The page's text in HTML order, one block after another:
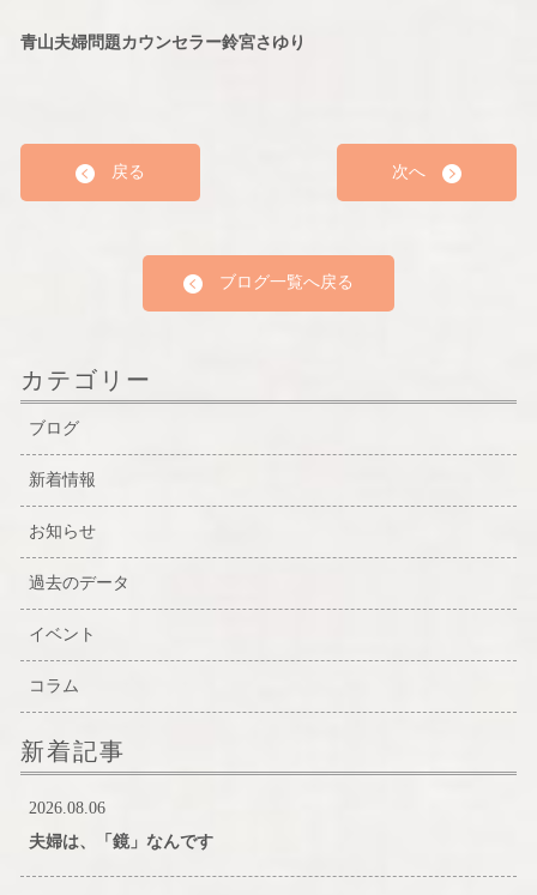
青山夫婦問題カウンセラー鈴宮さゆり
戻る 次へ
ブログ一覧へ戻る
カテゴリー
ブログ
新着情報
お知らせ
過去のデータ
イベント
コラム
新着記事
2026.08.06
夫婦は、「鏡」なんです